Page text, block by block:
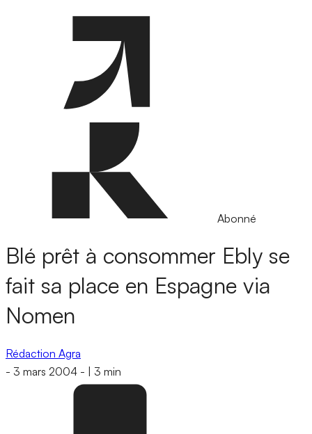
Abonné
Blé prêt à consommer Ebly se
fait sa place en Espagne via
Nomen
Rédaction Agra
- 3 mars 2004 - 3 min